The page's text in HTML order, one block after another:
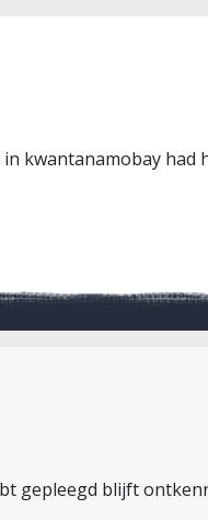
kwantanamobay had
gepleegd blijft